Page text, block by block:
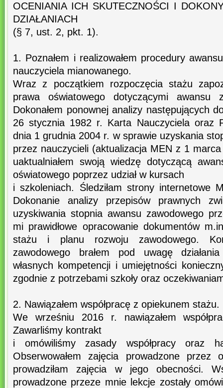
OCENIANIA ICH SKUTECZNOŚCI I
DZIAŁANIACH
(§ 7, ust. 2, pkt. 1).
1. Poznałem i realizowałem procedury
nauczyciela mianowanego.
Wraz z początkiem rozpoczęcia stażu
prawa oświatowego dotyczącymi awansu
Dokonałem ponownej analizy następujących
26 stycznia 1982 r. Karta Nauczyciela oraz
dnia 1 grudnia 2004 r. w sprawie uzyskania
przez nauczycieli (aktualizacja MEN z 1
uaktualniałem swoją wiedzę dotyczącą
oświatowego poprzez udział w kursach
i szkoleniach. Śledziłam strony internetowe
Dokonanie analizy przepisów prawnych
uzyskiwania stopnia awansu zawodowego
mi prawidłowe opracowanie dokumentów
stażu i planu rozwoju zawodowego.
zawodowego brałem pod uwagę
własnych kompetencji i umiejętności
zgodnie z potrzebami szkoły oraz
2. Nawiązałem współpracę z opiekunem stażu.
We wrześniu 2016 r. nawiązałem
Zawarliśmy kontrakt
i omówiliśmy zasady współpracy oraz
Obserwowałem zajęcia prowadzone
prowadziłam zajęcia w jego obecności.
prowadzone przeze mnie lekcje zostały